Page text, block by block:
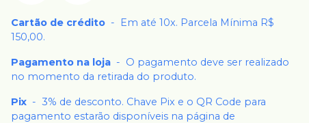
Cartão de crédito -
Em até 10x. Parcela Mínima R$
150,00.
Pagamento na loja - O pagamento deve ser realizado
no momento da retirada do produto.
Pix - 3% de desconto. Chave Pix e o QR Code para
pagamento estarão disponíveis na página de